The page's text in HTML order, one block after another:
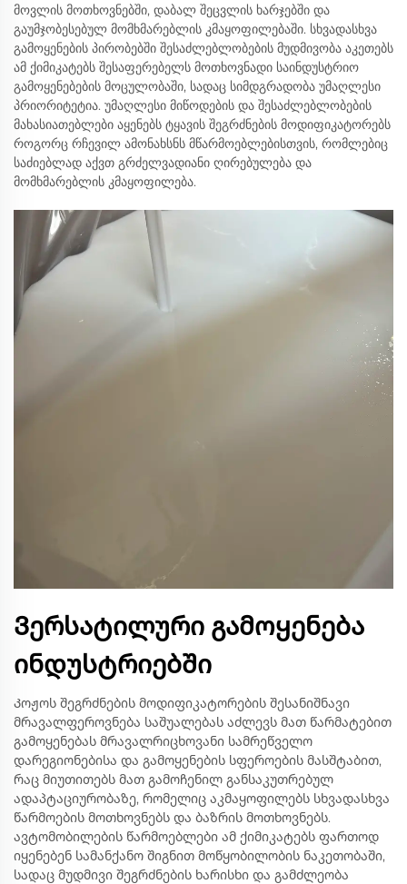
მოვლის მოთხოვნებში, დაბალ შეცვლის ხარჯებში და
გაუმჯობესებულ მომხმარებლის კმაყოფილებაში. სხვადასხვა
გამოყენების პირობებში შესაძლებლობების მუდმივობა აკეთებს
ამ ქიმიკატებს შესაფერებელს მოთხოვნადი საინდუსტრიო
გამოყენებების მოცულობაში, სადაც სიმდგრადობა უმაღლესი
პრიორიტეტია. უმაღლესი მიწოდების და შესაძლებლობების
მახასიათებლები აყენებს ტყავის შეგრძნების მოდიფიკატორებს
როგორც რჩევილ ამონახსნს მწარმოებლებისთვის, რომლებიც
საძიებლად აქვთ გრძელვადიანი ღირებულება და
მომხმარებლის კმაყოფილება.
Ვერსატილური გამოყენება
ინდუსტრიებში
Კოჟოს შეგრძნების მოდიფიკატორების შესანიშნავი
მრავალფეროვნება საშუალებას აძლევს მათ წარმატებით
გამოყენებას მრავალრიცხოვანი სამრეწველო
დარეგიონებისა და გამოყენების სფეროების მასშტაბით,
რაც მიუთითებს მათ გამოჩენილ განსაკუთრებულ
ადაპტაციურობაზე, რომელიც აკმაყოფილებს სხვადასხვა
წარმოების მოთხოვნებს და ბაზრის მოთხოვნებს.
ავტომობილების წარმოებლები ამ ქიმიკატებს ფართოდ
იყენებენ სამანქანო შიგნით მოწყობილობის ნაკეთობაში,
სადაც მუდმივი შეგრძნების ხარისხი და გამძლეობა